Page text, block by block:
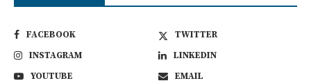
FACEBOOK
TWITTER
INSTAGRAM
LINKEDIN
YOUTUBE
EMAIL